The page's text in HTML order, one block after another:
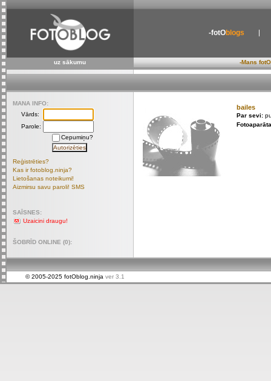
-fotOblogs
uz sākumu -Mans
bailes
Par sevi:
MANA INFO:
Vārds:
Parole:
Cepumiņu?
Reģistrēties?
Kas ir fotoblog.ninja?
Lietošanas noteikumi!
Aizmirsu savu paroli! SMS
SAĪSNES:
Uzaicini draugu!
ŠOBRĪD ONLINE (0):
© 2005-2025 fotOblog.ninja ver 3.1